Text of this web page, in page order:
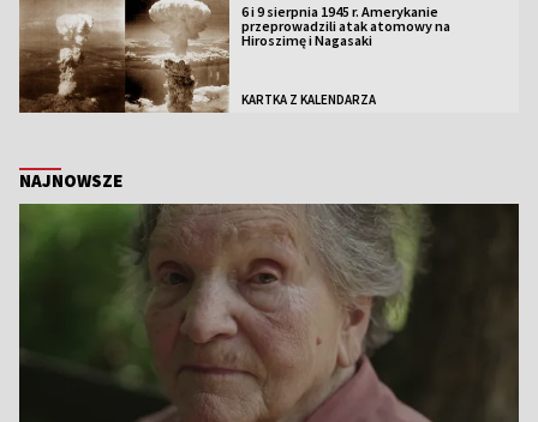
6 i 9 sierpnia 1945 r. Amerykanie
przeprowadzili atak atomowy na
Hiroszimę i Nagasaki
KARTKA Z KALENDARZA
NAJNOWSZE